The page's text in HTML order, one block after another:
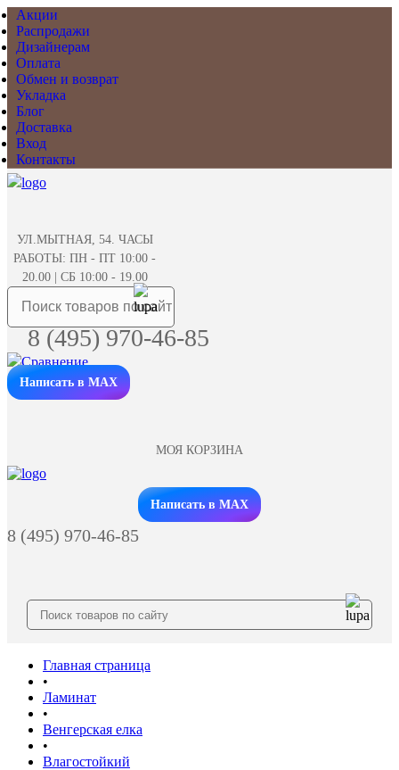
Акции
Распродажи
Дизайнерам
Оплата
Обмен и возврат
Укладка
Блог
Доставка
Вход
Контакты
УЛ.МЫТНАЯ, 54. ЧАСЫ
РАБОТЫ: ПН - ПТ 10:00 -
20.00 | СБ 10:00 - 19.00
8 (495) 970-46-85
Написать в MAX
МОЯ КОРЗИНА
Заказать звонок
Написать в MAX
8 (495) 970-46-85
Главная страница
•
Ламинат
•
Венгерская елка
•
Влагостойкий